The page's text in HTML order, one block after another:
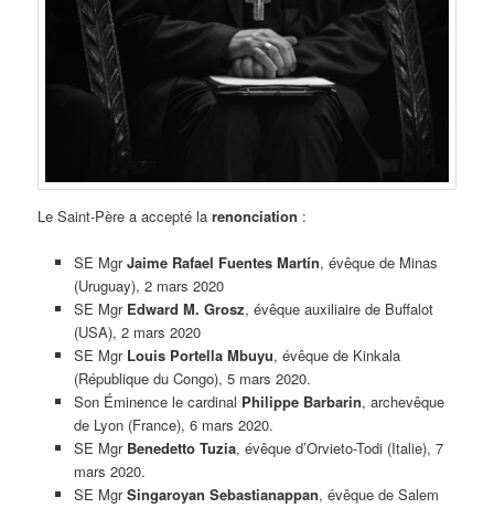
Le Saint-Père a accepté larenonciation :
SE MgrJaime Rafael Fuentes Martín, évêque de Minas
(Uruguay), 2 mars 2020
SE Mgr Edward M. Grosz, évêque auxiliaire de Buffalot
(USA), 2 mars 2020
SE Mgr Louis Portella Mbuyu, évêque de Kinkala
(République du Congo), 5 mars 2020.
Son Éminence le cardinal Philippe Barbarin, archevêque
de Lyon (France), 6 mars 2020.
SE Mgr Benedetto Tuzia, évêque d’Orvieto-Todi (Italie), 7
mars 2020.
SE MgrSingaroyan Sebastianappan, évêque de Salem